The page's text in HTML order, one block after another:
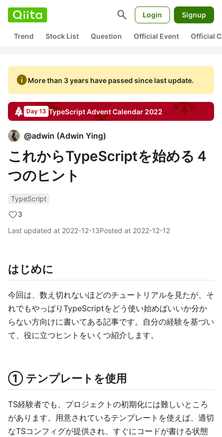
search Login Signup
Trend Stock List Question Official Event Official
infoMore than 3 years have passed since last update.
Day 13 TypeScriptAdvent Calendar 2022
@adwin (Adwin Ying)
これからTypeScriptを始める４
つのヒント
TypeScript
3
Last updated at 2022-12-13Posted at 2022-12-12
はじめに
今回は、数え切れないほどのチュートリアルを見たが、そ
れでもやっぱりTypeScriptをどう使い始めばいいか分か
らない方向けに書いてある記事です。自分の経験を基づい
て、役に立つヒントをいくつ紹介します。
① テンプレートを使用
TS経験者でも、プロジェクトの初期化には難しいところ
があります。用意されているテンプレートを使えば、適切
なTSコンフィグが提供され、すぐにコードが書ける状態